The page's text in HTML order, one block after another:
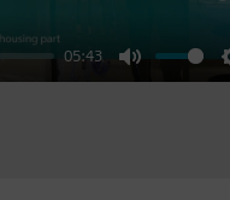
05:43
Mute